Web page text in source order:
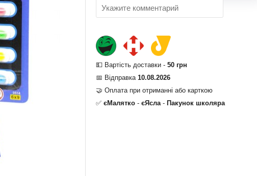
💵 Вартість доставки - 50 грн
📅 Відправка 10.08.2026
🤝 Оплата при отриманні або карткою
✅ єМалятко - єЯсла- Пакунок школяра